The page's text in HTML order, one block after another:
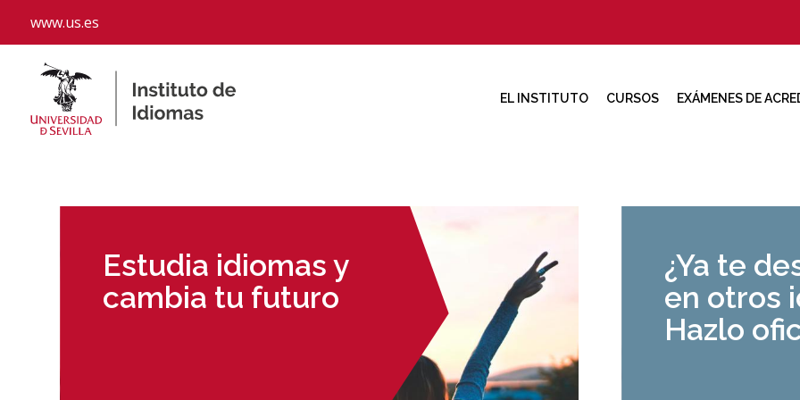
www.us.es
EL INSTITUTO CURSOS EXÁMENES DE
Estudia idiomas y
cambia tu futuro
¿Ya te
en otros
Hazlo